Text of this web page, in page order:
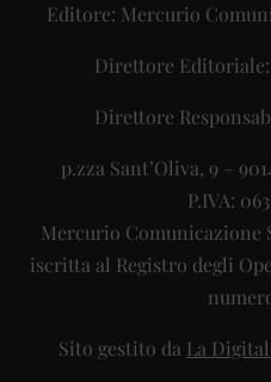
Editore: Mercurio
Direttore
Direttore
p.zza Sant’Oliva, 9 –
P.IVA:
Mercurio Comunicazione
iscritta al Registro degli
Sito gestito da La